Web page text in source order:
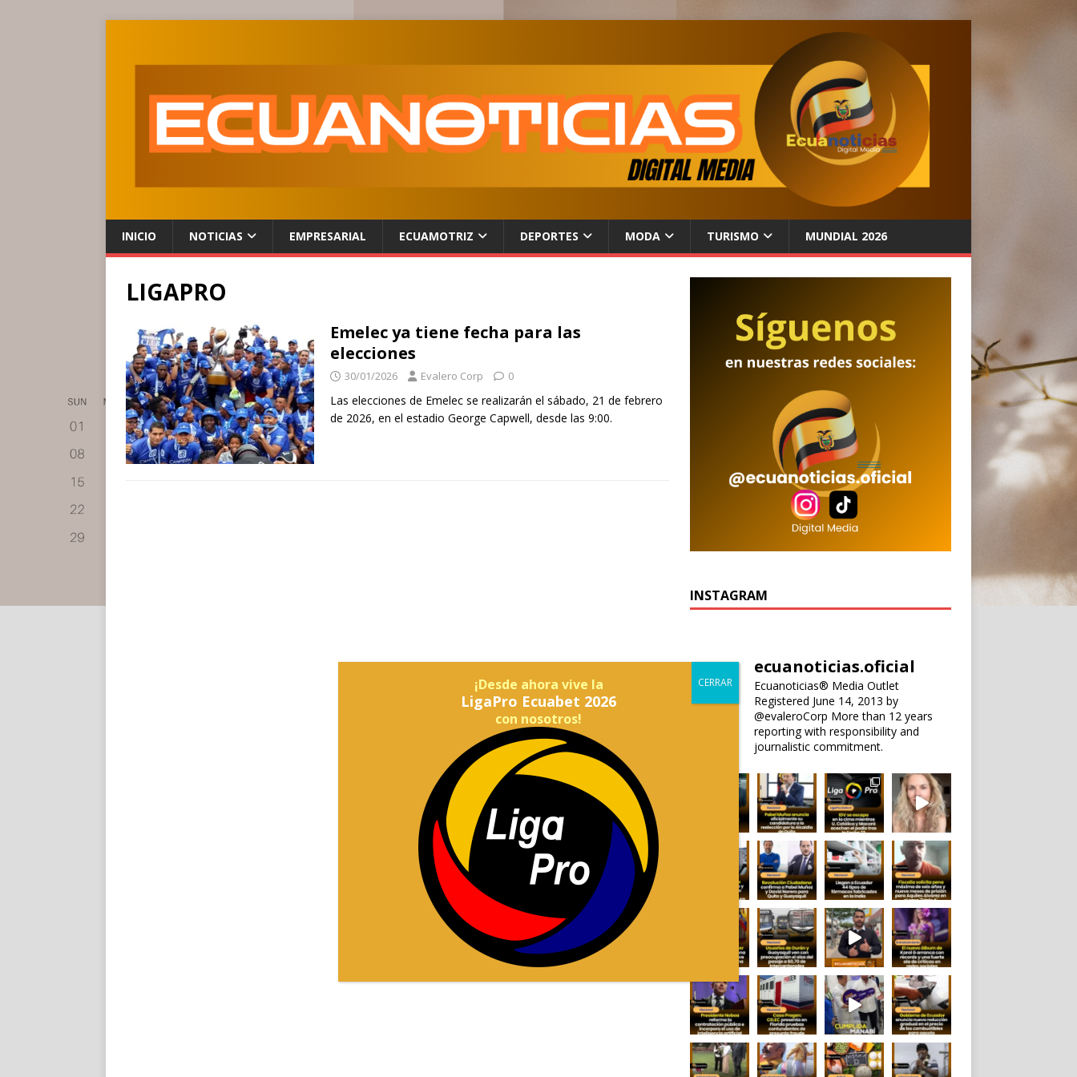
INICIO NOTICIAS EMPRESARIAL ECUAMOTRIZ DEPORTES MODA TURISMO MUNDIAL 2026
LIGAPRO
Emelec ya tiene fecha para las
elecciones
30/01/2026 Evalero Corp 0
Las elecciones de Emelec se realizarán el sábado, 21 de febrero
de 2026, en el estadio George Capwell, desde las 9:00.
INSTAGRAM
ecuanoticias.oficial
Ecuanoticias® Media Outlet
Registered June 14, 2013 by
@evaleroCorp More than 12 years
reporting with responsibility and
journalistic commitment.
¡Desde ahora vive la
LigaPro Ecuabet 2026
con nosotros!